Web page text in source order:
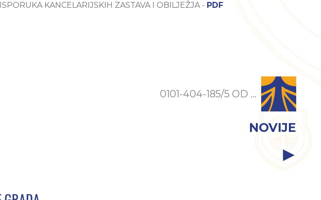
KANCELARIJSKIH ZASTAVA I OBILJEŽJA - PDF
0101-404-185/5 OD ...
NOVIJE